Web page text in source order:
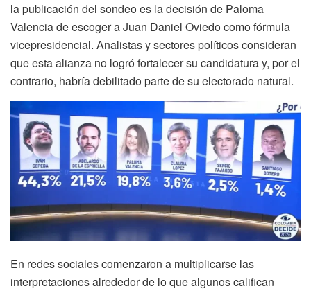
la publicación del sondeo es la decisión de Paloma
Valencia de escoger a Juan Daniel Oviedo como fórmula
vicepresidencial. Analistas y sectores políticos consideran
que esta alianza no logró fortalecer su candidatura y, por el
contrario, habría debilitado parte de su electorado natural.
En redes sociales comenzaron a multiplicarse las
interpretaciones alrededor de lo que algunos califican